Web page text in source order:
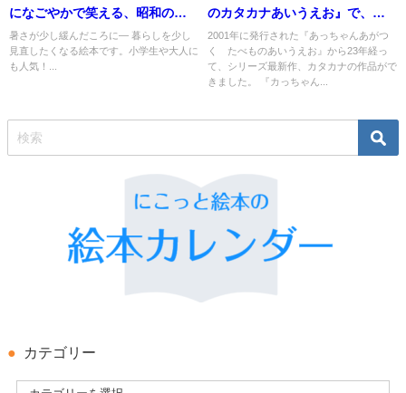
になごやかで笑える、昭和の香
りの脱力系絵本
暑さが少し緩んだころに― 暮らしを少し
見直したくなる絵本です。小学生や大人に
も人気！...
のカタカナあいうえお』で、カ
タカナに親しもう
2001年に発行された『あっちゃんあがつ
く たべものあいうえお』から23年経っ
て、シリーズ最新作、カタカナの作品がで
きました。 『カっちゃん...
カテゴリー